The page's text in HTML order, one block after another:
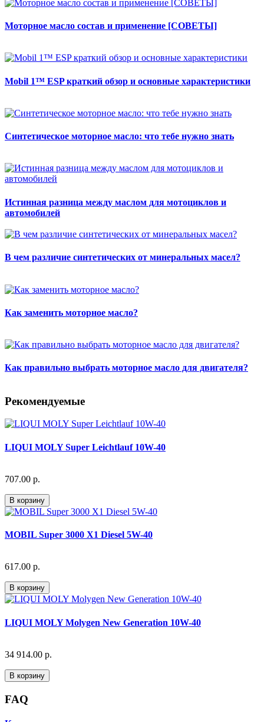
Моторное масло состав и применение [СОВЕТЫ]
Mobil 1™ ESP краткий обзор и основные характеристики
Синтетическое моторное масло: что тебе нужно знать
Истинная разница между маслом для мотоциклов и
автомобилей
В чем различие синтетических от минеральных масел?
Как заменить моторное масло?
Как правильно выбрать моторное масло для двигателя?
Рекомендуемые
LIQUI MOLY Super Leichtlauf 10W-40
707.00 р.
В корзину
MOBIL Super 3000 X1 Diesel 5W-40
617.00 р.
В корзину
LIQUI MOLY Molygen New Generation 10W-40
34 914.00 р.
В корзину
FAQ